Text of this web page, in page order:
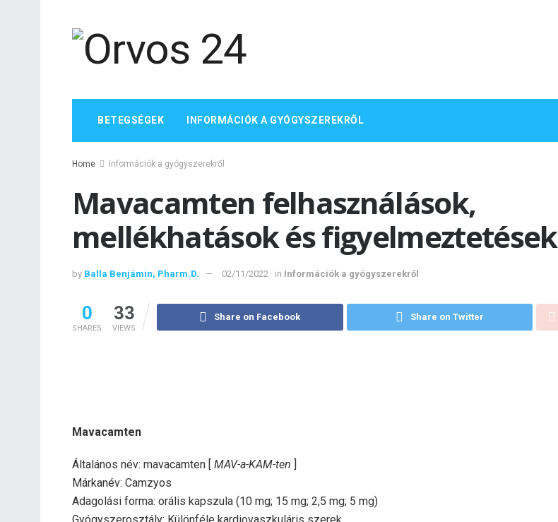
BETEGSÉGEK INFORMÁCIÓK A GYÓGYSZEREKRŐL
Home Információk a gyógyszerekről
Mavacamten felhasználások,
mellékhatások és figyelmeztetések
by Balla Benjámin, Pharm.D. 02/11/2022 in Információk a gyógyszerekről
0
SHARES
33
VIEWS
Share on Facebook Share on Twitter
Mavacamten
Általános név: mavacamten [ MAV-a-KAM-ten ]
Márkanév: Camzyos
Adagolási forma: orális kapszula (10 mg; 15 mg; 2,5 mg; 5 mg)